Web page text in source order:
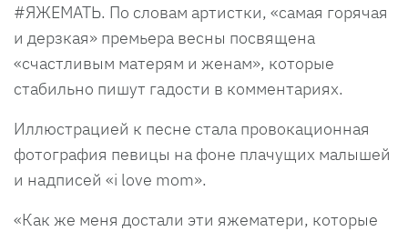
#ЯЖЕМАТЬ. По словам артистки, «самая горячая
и дерзкая» премьера весны посвящена
«счастливым матерям и женам», которые
стабильно пишут гадости в комментариях.
Иллюстрацией к песне стала провокационная
фотография певицы на фоне плачущих малышей
и надписей «i love mom».
«Как же меня достали эти яжематери, которые